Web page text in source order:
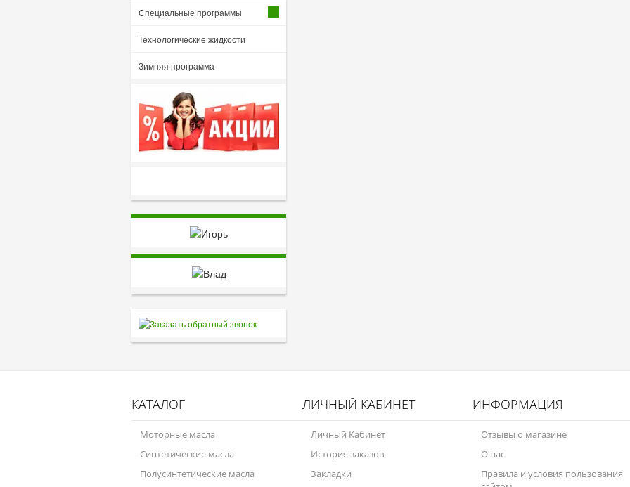
Специальные программы
Технологические жидкости
Зимняя программа
КАТАЛОГ
Моторные масла
Синтетические масла
Полусинтетические масла
ЛИЧНЫЙ КАБИНЕТ
Личный Кабинет
История заказов
Закладки
ИНФОРМАЦИЯ
Отзывы о магазине
О нас
Правила и условия пользования